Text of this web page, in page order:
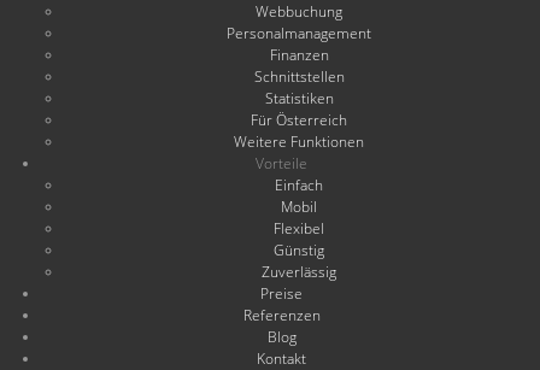
Webbuchung
Personalmanagement
Finanzen
Schnittstellen
Statistiken
Für Österreich
Weitere Funktionen
Vorteile
Einfach
Mobil
Flexibel
Günstig
Zuverlässig
Preise
Referenzen
Blog
Kontakt